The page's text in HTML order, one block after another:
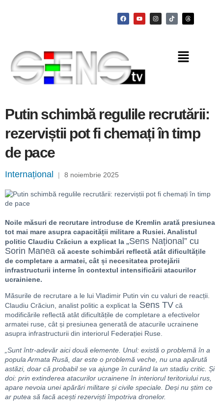
Putin schimbă regulile recrutării:
rezerviștii pot fi chemați în timp
de pace
Internațional | 8 noiembrie 2025
Noile măsuri de recrutare introduse de Kremlin arată presiunea
tot mai mare asupra capacității militare a Rusiei. Analistul
politic Claudiu Crăciun a explicat la „Sens Național” cu
Sorin Manea că aceste schimbări reflectă atât dificultățile
de completare a armatei, cât și necesitatea protejării
infrastructurii interne în contextul intensificării atacurilor
ucrainiene.
Măsurile de recrutare a le lui Vladimir Putin vin cu valuri de reacții.
Claudiu Crăciun, analist politic a explicat la Sens TV că
modificările reflectă atât dificultățile de completare a efectivelor
armatei ruse, cât și presiunea generată de atacurile ucrainene
asupra infrastructurii din interiorul Federației Ruse.
„Sunt într-adevăr aici două elemente. Unul: există o problemă în a
popula Armata Rusă, dar este o problemă veche, nu una apărută
astăzi, doar că probabil se va ajunge în curând la un stadiu critic. Și
doi: prin extinderea atacurilor ucrainene în interiorul teritoriului rus,
apare nevoia unei apărări militare și civile speciale. Deși nu știm ce
ar putea să facă acești rezerviști împotriva dronelor.